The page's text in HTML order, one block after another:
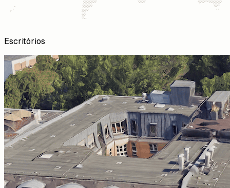
Escritórios